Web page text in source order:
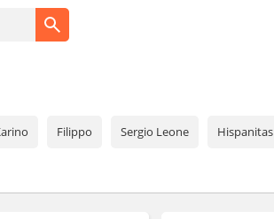
Filippo Sergio Leone Hispanitas